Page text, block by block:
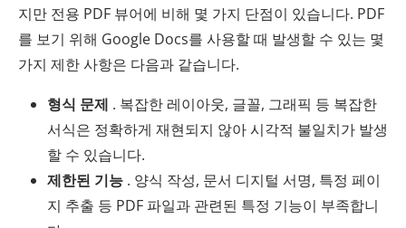
지만 전용 PDF 뷰어에 비해 몇 가지 단점이 있습니다. PDF
를 보기 위해 Google Docs를 사용할 때 발생할 수 있는 몇
가지 제한 사항은 다음과 같습니다.
형식 문제 . 복잡한 레이아웃, 글꼴, 그래픽 등 복잡한
서식은 정확하게 재현되지 않아 시각적 불일치가 발생
할 수 있습니다.
제한된 기능 . 양식 작성, 문서 디지털 서명, 특정 페이
지 추출 등 PDF 파일과 관련된 특정 기능이 부족합니